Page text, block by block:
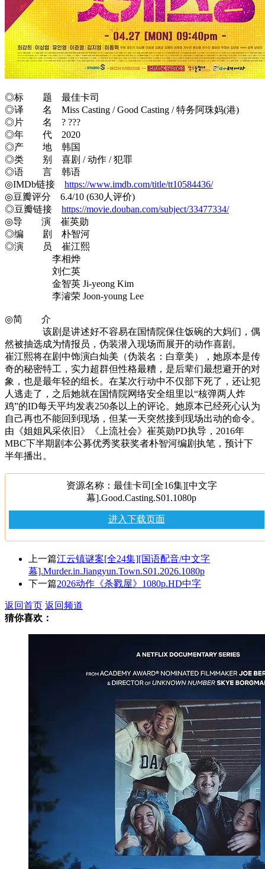
◎标 题 最佳卡司
◎译 名 Miss Casting / Good Casting / 特务阿珠妈(港)
◎片 名 ? ???
◎年 代 2020
◎产 地 韩国
◎类 别 喜剧 / 动作 / 犯罪
◎语 言 韩语
◎IMDb链接 https://www.imdb.com/title/tt10584436/
◎豆瓣评分 6.4/10 (630人评价)
◎豆瓣链接 https://movie.douban.com/subject/33477334/
◎导 演 崔英勋
◎编 剧 朴智河
◎演 员 崔江熙
李相烨
刘仁英
金智英 Ji-yeong Kim
李濬荣 Joon-young Lee
◎简 介
该剧是讲述好不容易在国情院保住饭碗的大妈们，偶
然被抽选成为情报员，伪装潜入现场而展开的动作喜剧。
崔江熙将在剧中饰演白灿美（伪装名：白章美），她原本是传
奇的秘密特工，实力超群但性格最糟，是后辈们最想避开的对
象，也是最年轻的组长。在某次行动中不仅部下死了，还让犯
人逃走了，之后她就在国情院网络安全组里以“核弹两人炸
鸡”的ID每天平均发表250条以上的评论。她原本已经死心认为
自己再也不能回到现场，但某一天突然接到现场出动的命令。
由《姐姐风采依旧》《上流社会》崔英勋PD执导，2016年
MBC下半期剧本公募优秀奖获奖者朴智河编剧执笔，预计下
半年播出。
资源名称：最佳卡司[全16集][中文字
幕].Good.Casting.S01.1080p
进入下载页面
上一篇江云镇谜案[全24集][国语配音/中文字
幕].Murder.in.Jiangyun.Town.S01.2026.1080p
下一篇2026动作《杀戮屋》1080p.HD中字
返回首页 返回频道
猜你喜欢：